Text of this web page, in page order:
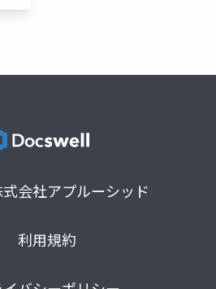
会社アプルーシッド
利用規約